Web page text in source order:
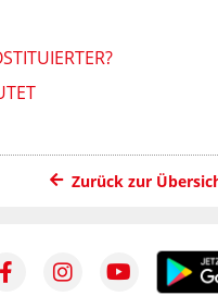
Zurück zur